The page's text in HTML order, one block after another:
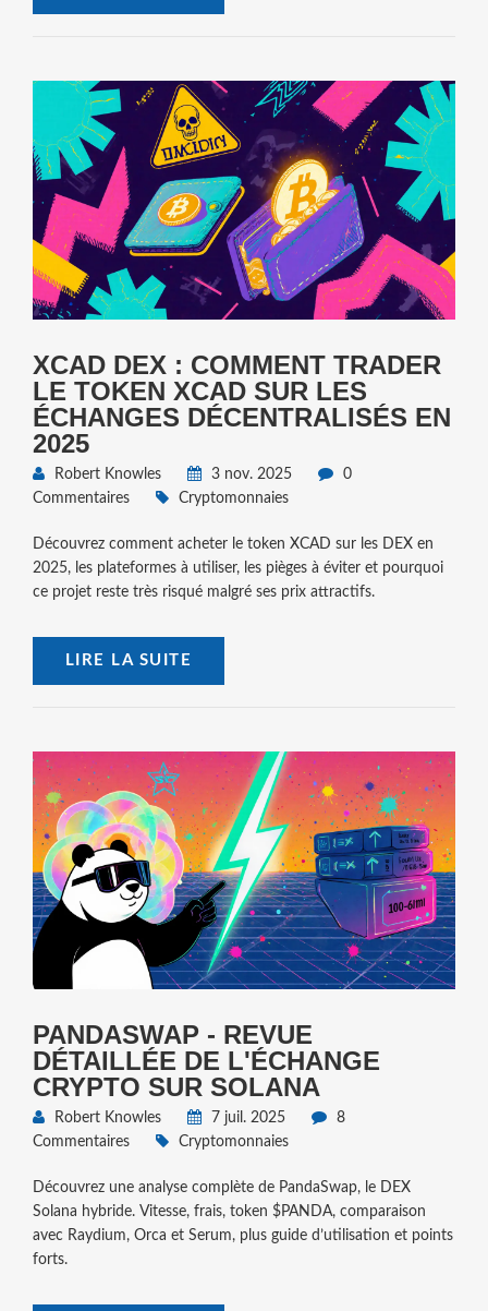
XCAD DEX : COMMENT TRADER
LE TOKEN XCAD SUR LES
ÉCHANGES DÉCENTRALISÉS EN
2025
Robert Knowles 3 nov. 2025
0
Commentaires
Cryptomonnaies
Découvrez comment acheter le token XCAD sur les DEX en
2025, les plateformes à utiliser, les pièges à éviter et pourquoi
ce projet reste très risqué malgré ses prix attractifs.
LIRE LA SUITE
PANDASWAP - REVUE
DÉTAILLÉE DE L'ÉCHANGE
CRYPTO SUR SOLANA
Robert Knowles 7 juil. 2025
8
Commentaires
Cryptomonnaies
Découvrez une analyse complète de PandaSwap, le DEX
Solana hybride. Vitesse, frais, token $PANDA, comparaison
avec Raydium, Orca et Serum, plus guide d’utilisation et points
forts.